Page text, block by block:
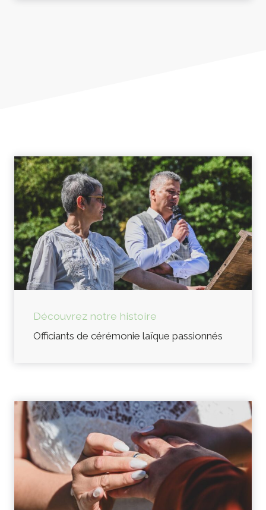
Découvrez notre histoire
Officiants de cérémonie laïque passionnés